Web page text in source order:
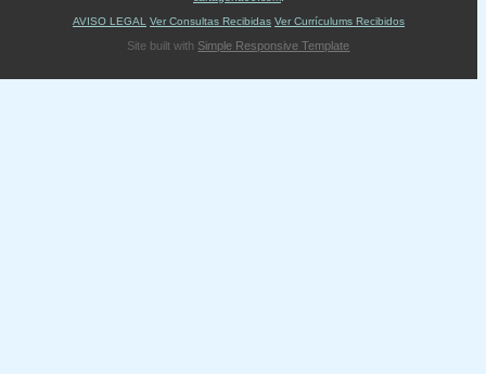
AVISO LEGAL
Ver Consultas Recibidas Ver Currículums Recibidos
Site built with Simple Responsive Template